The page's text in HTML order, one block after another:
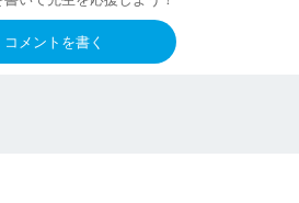
コメントを書く